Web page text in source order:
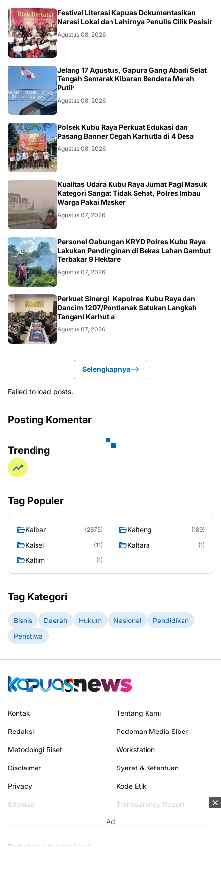
DAERAH
Festival Literasi Kapuas Dokumentasikan
Narasi Lokal dan Lahirnya Penulis Cilik Pesisir
Agustus 08, 2026
Jelang 17 Agustus, Gapura Gang Abadi Selat
Tengah Semarak Kibaran Bendera Merah
Putih
Agustus 08, 2026
KALBAR
Polsek Kubu Raya Perkuat Edukasi dan
Pasang Banner Cegah Karhutla di 4 Desa
Agustus 08, 2026
KALBAR
Kualitas Udara Kubu Raya Jumat Pagi Masuk
Kategori Sangat Tidak Sehat, Polres Imbau
Warga Pakai Masker
Agustus 07, 2026
KALBAR
Personel Gabungan KRYD Polres Kubu Raya
Lakukan Pendinginan di Bekas Lahan Gambut
Terbakar 9 Hektare
Agustus 07, 2026
KALBAR
Perkuat Sinergi, Kapolres Kubu Raya dan
Dandim 1207/Pontianak Satukan Langkah
Tangani Karhutla
Agustus 07, 2026
Selengkapnya
Failed to load posts.
Posting Komentar
Trending
Tag Populer
Kalbar (2875) Kalteng (189)
Kalsel (11) Kaltara (1)
Kaltim (1)
Tag Kategori
Bisnis Daerah Hukum Nasional
Pendidikan
Peristiwa
Ad
Kontak Tentang Kami
Redaksi Pedoman Media Siber
Metodologi Riset Workstation
Disclaimer Syarat & Ketentuan
Privacy Kode Etik
Sitemap Transparency Report
Terhubung dengan kami